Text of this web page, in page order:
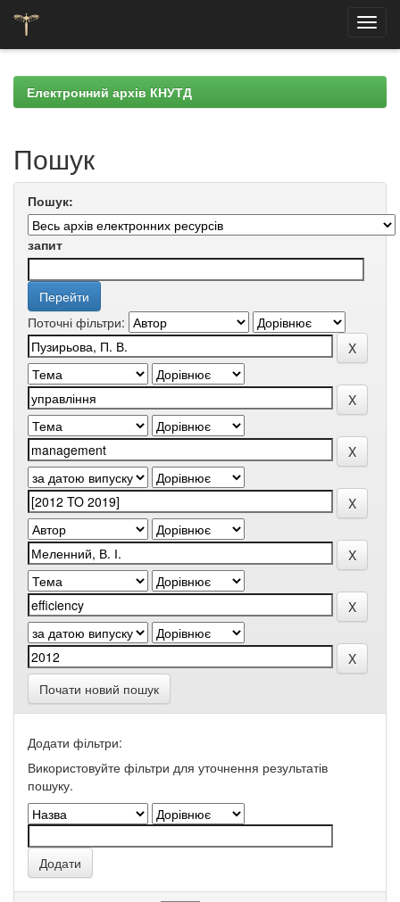
navigationЕлектронний архів КНУТД
Пошук
Пошук:
запит
Поточні фільтри:
Почати новий пошук
Додати фільтри:
Використовуйте фільтри для уточнення результатів
пошуку.